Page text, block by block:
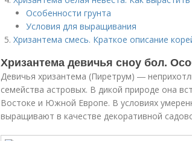
Особенности грунта
Условия для выращивания
Хризантема смесь. Краткое описание
Хризантема девичья сноу бол.
Девичья хризантема (Пиретрум) ―
семейства астровых. В дикой природе она
Востоке и Южной Европе. В условиях
выращивают в качестве декоративной